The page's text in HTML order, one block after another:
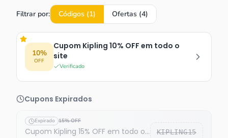
Filtrar por: Códigos (1) Ofertas (4)
10%
OFF
Cupom Kipling 10% OFF em todo o
site
Verificado
Cupons Expirados
Expirado 15% OFF
Cupom Kipling 15% OFF em todo o
KIPLING15